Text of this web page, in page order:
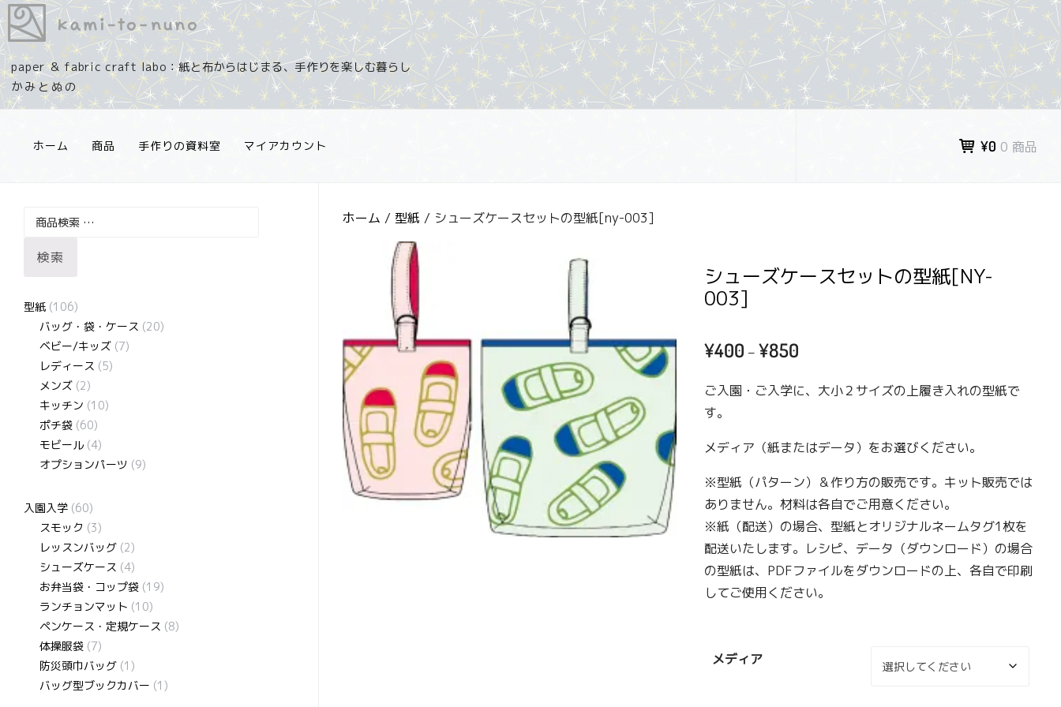
コ
ン
テ
ン
ツ
paper ＆ fabric craft labo：紙と布からはじまる、手作りを楽しむ暮らし
ホーム 商品 手作りの資料室 マイアカウント ¥0 0 商品
ホーム /型紙 / シューズケースセットの型紙[ny-003]
シューズケースセットの型紙[NY-
003]
¥400 – ¥850価
帯:
¥850
ご入園・ご入学に、大小２サイズの上履き入れの型紙で
す。
メディア（紙またはデータ）をお選びください。
※型紙（パターン）＆作り方の販売です。キット販売では
ありません。材料は各自でご用意ください。
※紙（配送）の場合、型紙とオリジナルネームタグ1枚を
配送いたします。レシピ、データ（ダウンロード）の場合
の型紙は、PDFファイルをダウンロードの上、各自で印刷
してご使用ください。
メディア
検索
型紙 (106)
バッグ・袋・ケース (20)
ベビー/キッズ (7)
レディース (5)
メンズ (2)
キッチン (10)
ポチ袋 (60)
モビール (4)
オプションパーツ (9)
入園入学 (60)
スモック (3)
レッスンバッグ (2)
シューズケース (4)
お弁当袋・コップ袋 (19)
ランチョンマット (10)
ペンケース・定規ケース (8)
体操服袋 (7)
防災頭巾バッグ (1)
バッグ型ブックカバー (1)